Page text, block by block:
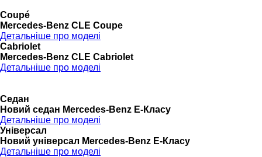
Coupé
Mercedes-Benz CLE Coupe
Детальніше про моделі
Cabriolet
Mercedes-Benz CLE Cabriolet
Детальніше про моделі
Седан
Новий седан Mercedes-Benz Е-Класу
Детальніше про моделі
Універсал
Новий універсал Mercedes-Benz E-Класу
Детальніше про моделі